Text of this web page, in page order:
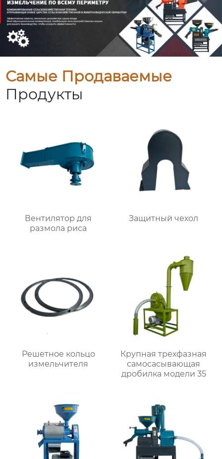
Самые Продаваемые
Продукты
Вентилятор для
размола риса
Защитный чехол
Решетное кольцо
измельчителя
Крупная трехфазная
самоcасывающая
дробилка модели 35